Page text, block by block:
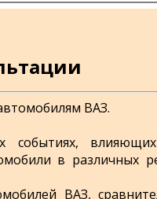
ВАЗ.
в различных
ВАЗ,